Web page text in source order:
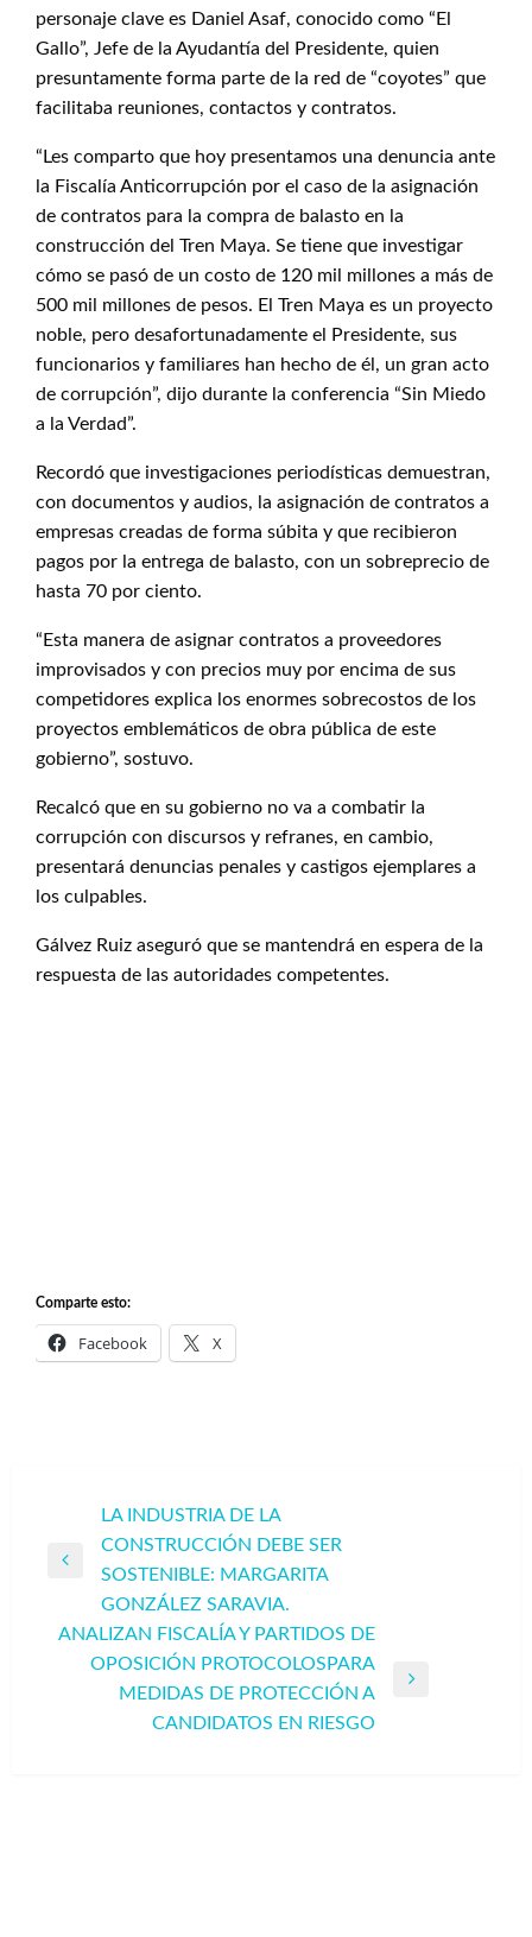
personaje clave es Daniel Asaf, conocido como “El
Gallo”, Jefe de la Ayudantía del Presidente, quien
presuntamente forma parte de la red de “coyotes” que
facilitaba reuniones, contactos y contratos.
“Les comparto que hoy presentamos una denuncia ante
la Fiscalía Anticorrupción por el caso de la asignación
de contratos para la compra de balasto en la
construcción del Tren Maya. Se tiene que investigar
cómo se pasó de un costo de 120 mil millones a más de
500 mil millones de pesos. El Tren Maya es un proyecto
noble, pero desafortunadamente el Presidente, sus
funcionarios y familiares han hecho de él, un gran acto
de corrupción”, dijo durante la conferencia “Sin Miedo
a la Verdad”.
Recordó que investigaciones periodísticas demuestran,
con documentos y audios, la asignación de contratos a
empresas creadas de forma súbita y que recibieron
pagos por la entrega de balasto, con un sobreprecio de
hasta 70 por ciento.
“Esta manera de asignar contratos a proveedores
improvisados y con precios muy por encima de sus
competidores explica los enormes sobrecostos de los
proyectos emblemáticos de obra pública de este
gobierno”, sostuvo.
Recalcó que en su gobierno no va a combatir la
corrupción con discursos y refranes, en cambio,
presentará denuncias penales y castigos ejemplares a
los culpables.
Gálvez Ruiz aseguró que se mantendrá en espera de la
respuesta de las autoridades competentes.
Comparte esto:
Facebook X
Navegación
de
entradas
Entrada
anterior
LA INDUSTRIA DE LA
CONSTRUCCIÓN DEBE SER
SOSTENIBLE: MARGARITA
GONZÁLEZ SARAVIA.
ANALIZAN FISCALÍA Y PARTIDOS DE
OPOSICIÓN PROTOCOLOSPARA
MEDIDAS DE PROTECCIÓN A
CANDIDATOS EN RIESGO